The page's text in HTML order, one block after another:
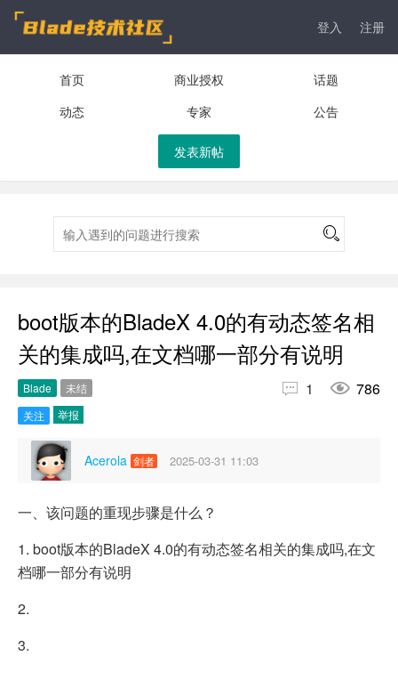
登入 注册
首页 商业授权
话题
动态
专家 公告
发表新帖
boot版本的BladeX 4.0的有动态签名相
关的集成吗,在文档哪一部分有说明
Blade
未结
关注
举报
 1  786
Acerola 剑者 2025-03-31 11:03
一、该问题的重现步骤是什么？
1. boot版本的BladeX 4.0的有动态签名相关的集成吗,在文
档哪一部分有说明
2.
3.